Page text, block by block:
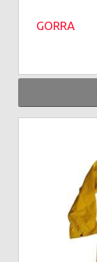
GORRA